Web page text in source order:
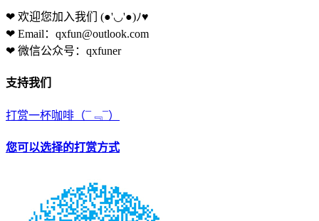
❤ 欢迎您加入我们 (●'◡'●)ﾉ♥
❤ Email：qxfun@outlook.com
❤ 微信公众号：qxfuner
支持我们
打赏一杯咖啡 （¯﹃¯）
您可以选择的打赏方式